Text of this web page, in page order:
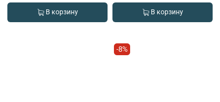
В корзину В корзину
-8%